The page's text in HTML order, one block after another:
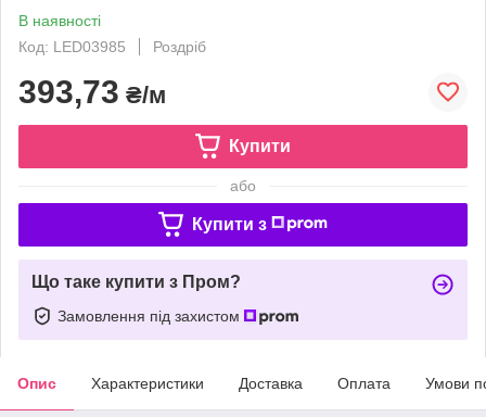
В наявності
Код: LED03985
Роздріб
393,73 ₴/м
Купити
або
Купити з
Що таке купити з Пром?
Замовлення під захистом
Опис Характеристики Доставка Оплата Умови